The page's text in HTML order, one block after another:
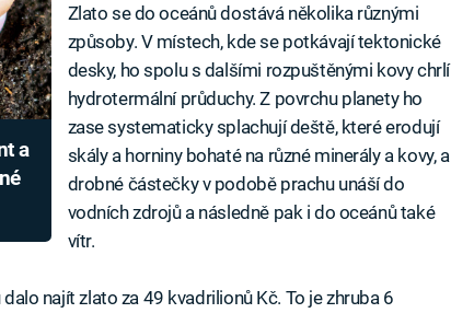
a
Zlato se do oceánů dostává několika různými
způsoby. V místech, kde se potkávají tektonické
desky, ho spolu s dalšími rozpuštěnými kovy chrlí
hydrotermální průduchy. Z povrchu planety ho
zase systematicky splachují deště, které erodují
skály a horniny bohaté na různé minerály a kovy, a
drobné částečky v podobě prachu unáší do
vodních zdrojů a následně pak i do oceánů také
vítr.
najít zlato za 49 kvadrilionů Kč. To je zhruba 6